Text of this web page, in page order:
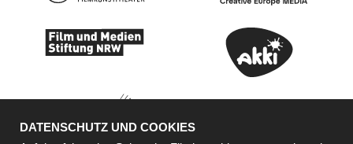
DATENSCHUTZ UND COOKIES